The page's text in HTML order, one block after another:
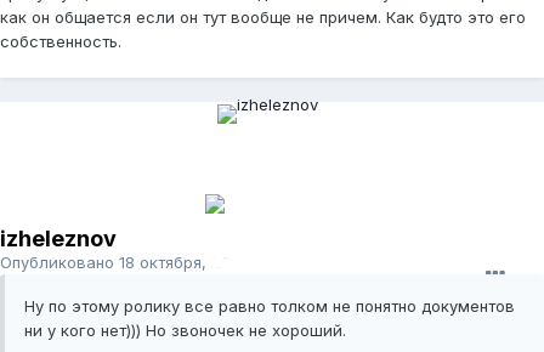
как он общается если он тут вообще не причем. Как будто это его
собственность.
izheleznov
Опубликовано 18 октября, 2011
Ну по этому ролику все равно толком не понятно документов
ни у кого нет))) Но звоночек не хороший.